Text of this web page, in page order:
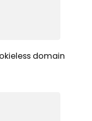
domain